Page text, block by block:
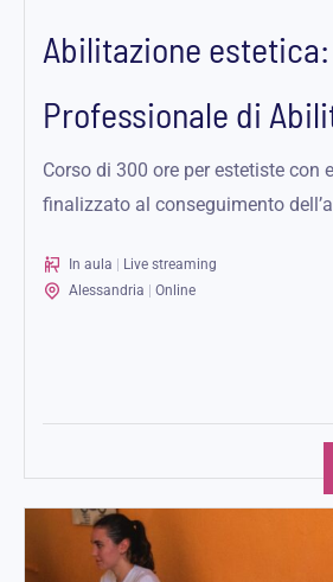
Abilitazione
Professionale di
Estetista ad
Corso di 300 ore per estetiste con
finalizzato al conseguimento
In aula | Live streaming
Alessandria | Online